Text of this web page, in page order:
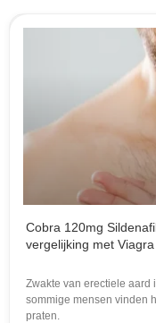
Cobra 120mg
vergelijking met Viagra
Zwakte van erectiele aard
sommige mensen vinden
praten.